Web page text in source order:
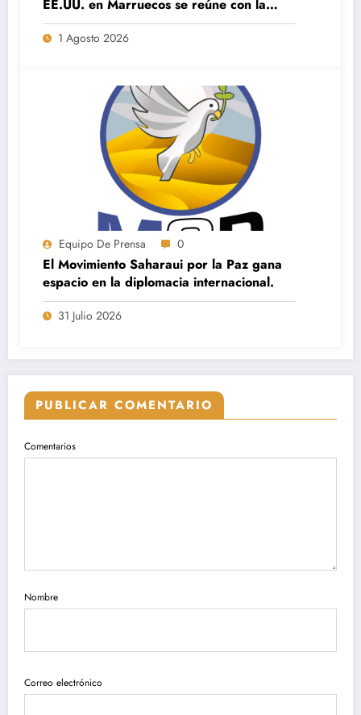
EE.UU. en Marruecos se reúne con la
dirección de Saharauis por la Paz en El
Aaiún1 Agosto 2026
Equipo De Prensa 0
El Movimiento Saharaui por la Paz gana
espacio en la diplomacia internacional.
31 Julio 2026
PUBLICAR COMENTARIO
Comentarios
Nombre
Correo electrónico